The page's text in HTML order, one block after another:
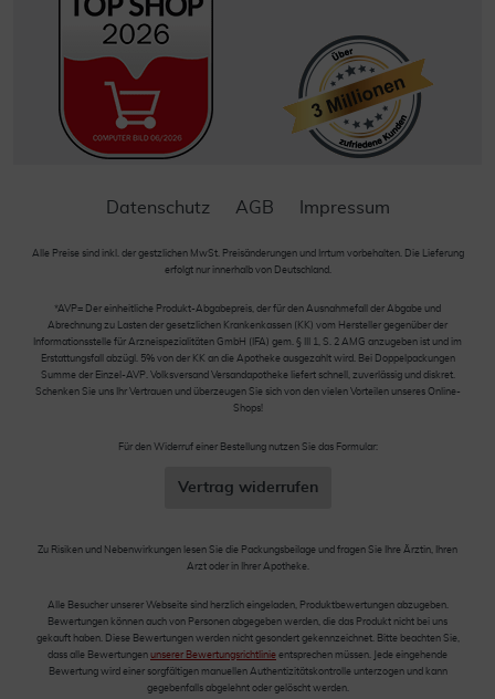
Datenschutz AGB Impressum
Alle Preise sind inkl. der gestzlichen MwSt. Preisänderungen und Irrtum vorbehalten. Die Lieferung
erfolgt nur innerhalb von Deutschland.
*AVP= Der einheitliche Produkt-Abgabepreis, der für den Ausnahmefall der Abgabe und
Abrechnung zu Lasten der gesetzlichen Krankenkassen (KK) vom Hersteller gegenüber der
Informationsstelle für Arzneispezialitäten GmbH (IFA) gem. § III 1, S. 2 AMG anzugeben ist und im
Erstattungsfall abzügl. 5% von der KK an die Apotheke ausgezahlt wird. Bei Doppelpackungen
Summe der Einzel-AVP. Volksversand Versandapotheke liefert schnell, zuverlässig und diskret.
Schenken Sie uns Ihr Vertrauen und überzeugen Sie sich von den vielen Vorteilen unseres Online-
Shops!
Für den Widerruf einer Bestellung nutzen Sie das Formular:
Vertrag widerrufen
Zu Risiken und Nebenwirkungen lesen Sie die Packungsbeilage und fragen Sie Ihre Ärztin, Ihren
Arzt oder in Ihrer Apotheke.
Alle Besucher unserer Webseite sind herzlich eingeladen, Produktbewertungen abzugeben.
Bewertungen können auch von Personen abgegeben werden, die das Produkt nicht bei uns
gekauft haben. Diese Bewertungen werden nicht gesondert gekennzeichnet. Bitte beachten Sie,
dass alle Bewertungen unserer Bewertungsrichtlinie entsprechen müssen. Jede eingehende
Bewertung wird einer sorgfältigen manuellen Authentizitätskontrolle unterzogen und kann
gegebenfalls abgelehnt oder gelöscht werden.